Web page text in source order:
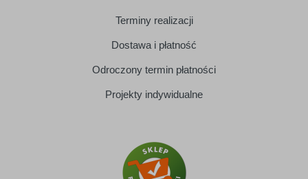
Terminy realizacji
Dostawa i płatność
Odroczony termin płatności
Projekty indywidualne